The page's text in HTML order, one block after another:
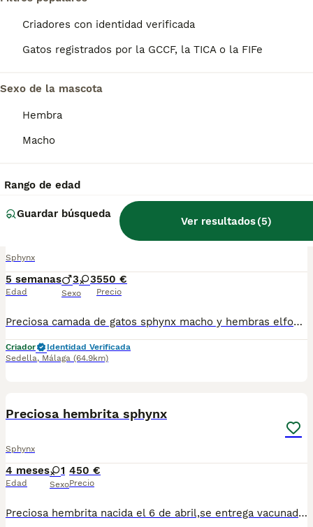
Criadores con identidad verificada
Gatos registrados por la GCCF, la TICA o la FIFe
Sexo de la mascota
Hembra
Macho
Rango de edad
Guardar búsqueda
Ver resultados(5)
Precioso machito
11 semanas 1 550 €
Sphynx
Sphynx
5 semanas
Edad
3 3
Sexo
550 €
Precio
Preciosa camada de gatos sphynx macho y hembras elfos y normales todos nuestros animales son criados en ambiente familiar por criadero especializado todos se entregan con vacunas acorde a su edad y microchip posibilidad de viajar a toda España por empresa especializada. Los precios varían según sexos colores o si son elfos o no gracias.
Criador
Identidad Verificada
Sedella, Málaga (64.9km)
Preciosa hembrita sphynx
Sphynx
4 meses
Edad
1
Sexo
450 €
Precio
Preciosa hembrita nacida el 6 de abril,se entrega vacunada y desparasitada con su cartilla veterinaria, está criada en familia por lo que es super cariñosa. Para más información contactar por WhatsApp 623347098